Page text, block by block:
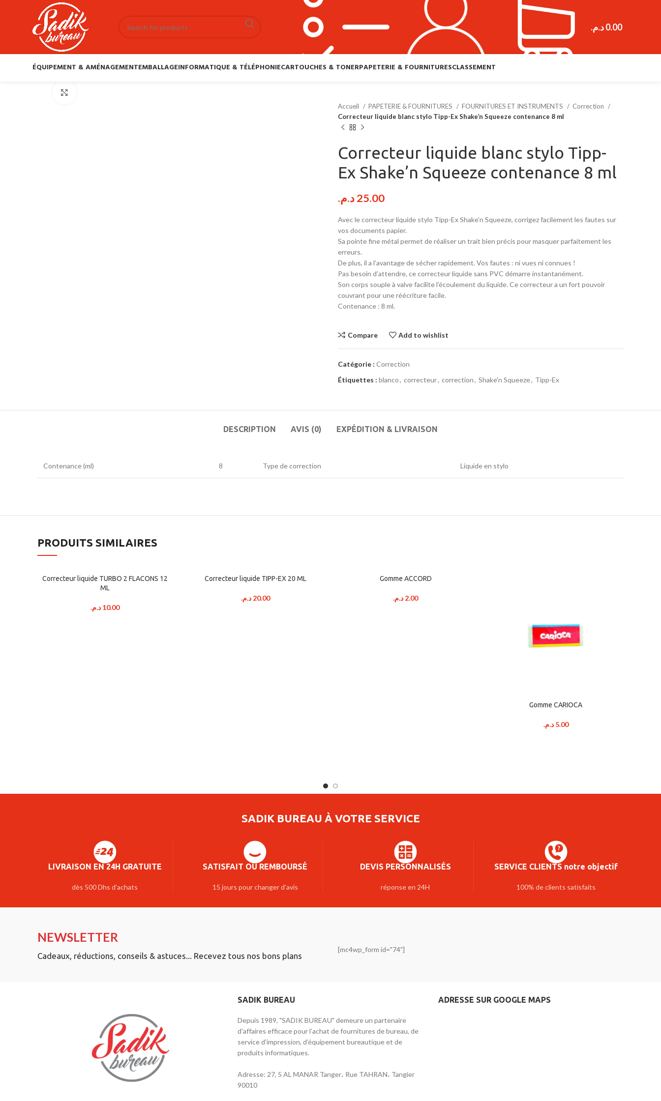
0.00د.م.
ÉQUIPEMENT & AMÉNAGEMENTEMBALLAGEINFORMATIQUE & TÉLÉPHONIECARTOUCHES & TONERPAPETERIE & FOURNITURESCLASSEMENT
Accueil
PAPETERIE & FOURNITURES FOURNITURES ET INSTRUMENTS
Correction
Correcteur liquide blanc stylo Tipp-Ex Shake’n Squeeze contenance 8 ml
Correcteur liquide blanc stylo Tipp-
Ex Shake’n Squeeze contenance 8 ml
25.00د.م.
Avec le correcteur liquide stylo Tipp-Ex Shake’n Squeeze, corrigez facilement les fautes sur
vos documents papier.
Sa pointe fine métal permet de réaliser un trait bien précis pour masquer parfaitement les
erreurs.
De plus, il a l’avantage de sécher rapidement. Vos fautes : ni vues ni connues !
Pas besoin d’attendre, ce correcteur liquide sans PVC démarre instantanément.
Son corps souple à valve facilite l’écoulement du liquide. Ce correcteur a un fort pouvoir
couvrant pour une réécriture facile.
Contenance : 8 ml.
Compare Add to wishlist
Catégorie : Correction
Étiquettes : blanco, correcteur, correction, Shake'n Squeeze, Tipp-Ex
DESCRIPTION AVIS (0) EXPÉDITION & LIVRAISON
Contenance (ml) 8 Type de correction Liquide en stylo
PRODUITS SIMILAIRES
Correcteur liquide TURBO 2 FLACONS 12
ML
10.00 د.م.
Correcteur liquide TIPP-EX 20 ML
20.00 د.م.
Gomme ACCORD
2.00 د.م.
Gomme CARIOCA
5.00 د.م.
SADIK BUREAU À VOTRE SERVICE
LIVRAISON EN 24H GRATUITE
dès 500 Dhs d'achats
SATISFAIT OU REMBOURSÉ
15 jours pour changer d'avis
DEVIS PERSONNALISÉS
réponse en 24H
SERVICE CLIENTS notre objectif
100% de clients satisfaits
NEWSLETTER
Cadeaux, réductions, conseils & astuces... Recevez tous nos bons plans
[mc4wp_form id="74"]
SADIK BUREAU
Depuis 1989, "SADIK BUREAU" demeure un partenaire
d’affaires efficace pour l’achat de fournitures de bureau, de
service d’impression, d’équipement bureautique et de
produits informatiques.
Adresse: 27, 5 AL MANAR Tanger، Rue TAHRAN، Tangier
90010
ADRESSE SUR GOOGLE MAPS